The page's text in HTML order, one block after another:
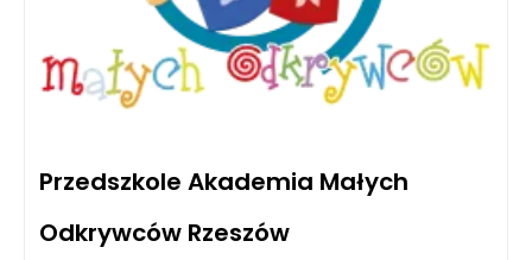
Przedszkole Akademia Małych
Odkrywców Rzeszów